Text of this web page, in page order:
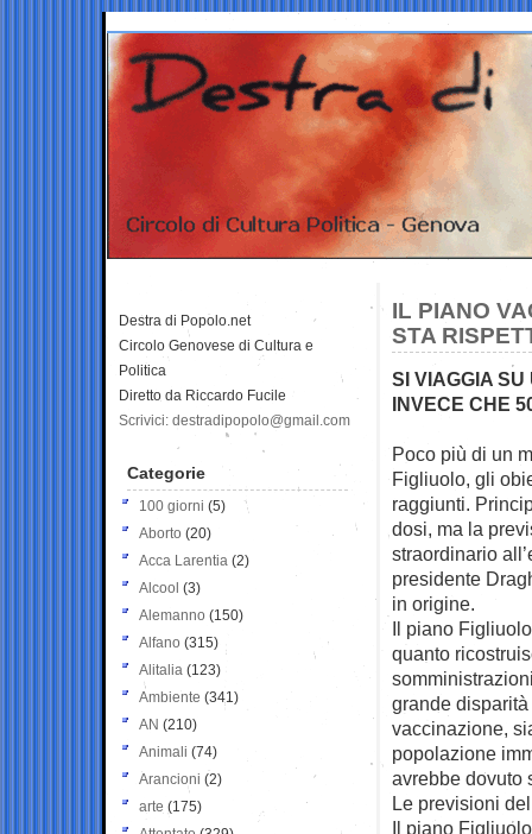
IL PIANO
STA
SI VIAGGIA SU
INVECE CHE
Poco più di un
Figliuolo, gli
raggiunti.
dosi, ma la
straordinario
presidente
in origine.
Il piano
quanto
grande
vaccinazione,
popolazione
avrebbe dovuto
Le previsioni
Il piano
Destra di Popolo.net
Circolo Genovese di Cultura e
Politica
Diretto da Riccardo Fucile
Scrivici: destradipopolo@gmail.com
Categorie
100 giorni (5)
Aborto (20)
Acca Larentia (2)
Alcool (3)
Alemanno (150)
Alfano (315)
Alitalia (123)
Ambiente (341)
AN (210)
Animali (74)
Arancioni (2)
arte (175)